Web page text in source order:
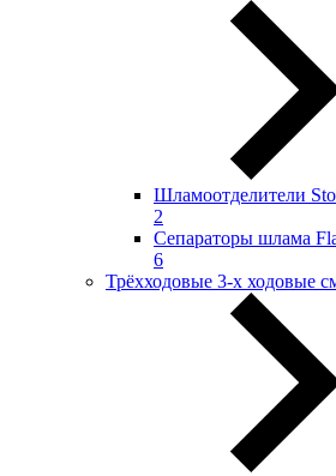
Шламоотделители
2
Сепараторы шлама
6
Трёхходовые 3-х ходовые